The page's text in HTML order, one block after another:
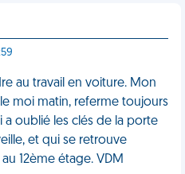
au travail en voiture. Mon
moi matin, referme toujours
a oublié les clés de la porte
et qui se retrouve
12ème étage. VDM